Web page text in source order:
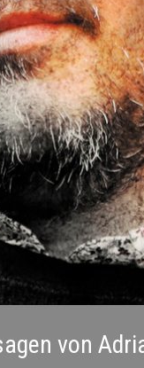
von